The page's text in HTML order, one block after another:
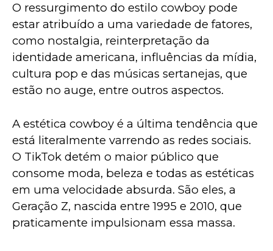
O ressurgimento do estilo cowboy pode
estar atribuído a uma variedade de fatores,
como nostalgia, reinterpretação da
identidade americana, influências da mídia,
cultura pop e das músicas sertanejas, que
estão no auge, entre outros aspectos.
A estética cowboy é a última tendência que
está literalmente varrendo as redes sociais.
O TikTok detém o maior público que
consome moda, beleza e todas as estéticas
em uma velocidade absurda. São eles, a
Geração Z, nascida entre 1995 e 2010, que
praticamente impulsionam essa massa.